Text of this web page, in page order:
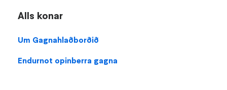
Alls konar
Um Gagnahlaðborðið
Endurnot opinberra gagna